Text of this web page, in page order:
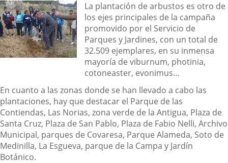
La plantación de arbustos es otro de
los ejes principales de la campaña
promovido por el Servicio de
Parques y Jardines, con un total de
32.509 ejemplares, en su inmensa
mayoría de viburnum, photinia,
cotoneaster, evonimus…
En cuanto a las zonas donde se han llevado a cabo las
plantaciones, hay que destacar el Parque de las
Contiendas, Las Norias, zona verde de la Antigua, Plaza de
Santa Cruz, Plaza de San Pablo, Plaza de Fabio Nelli, Archivo
Municipal, parques de Covaresa, Parque Alameda, Soto de
Medinilla, La Esgueva, parque de la Campa y Jardín
Botánico.